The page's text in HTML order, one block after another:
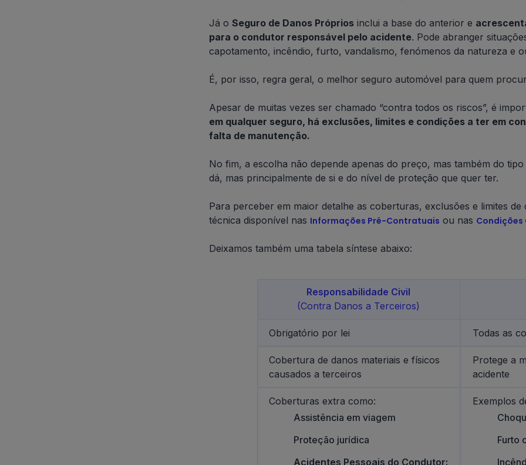
Já o Seguro de Danos Próprios inclui a base do anterior e
para o condutor responsável pelo acidente. Pode abranger
capotamento, incêndio, furto, vandalismo, fenómenos da natureza e
É, por isso, regra geral, o melhor seguro automóvel para quem
Apesar de muitas vezes ser chamado “contra todos os riscos”, é
em qualquer seguro, há exclusões, limites e condições a ter em
falta de manutenção.
No fim, a escolha não depende apenas do preço, mas também do
dá, mas principalmente de si e do nível de proteção que quer ter.
Para perceber em maior detalhe as coberturas, exclusões e limites
técnica disponível nas Informações Pré-Contratuais ou nas Condições
Deixamos também uma tabela síntese abaixo:
Responsabilidade Civil
(Contra Danos a Terceiros)
Obrigatório por lei Todas as
Cobertura de danos materiais e físicos
causados a terceiros
Protege a
acidente
Coberturas extra como:
Assistência em viagem
Proteção jurídica
Acidentes Pessoais do Condutor:
Exemplos
Furto
I